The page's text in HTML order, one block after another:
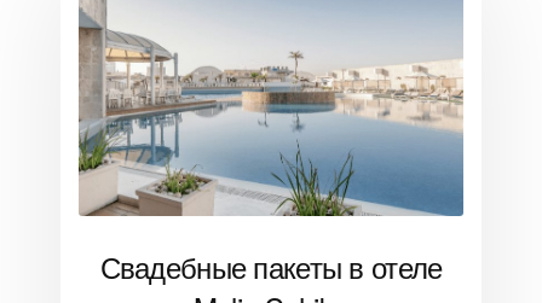
Свадебные пакеты в отеле